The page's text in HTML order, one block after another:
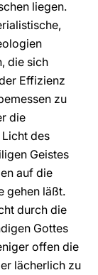
liegen.
die sich
Effizienz
zu
die
des
Geistes
auf die
gehen läßt.
durch die
Gottes
offen die
lächerlich zu